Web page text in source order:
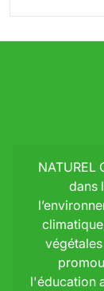
NATUREL
dans
l'éducation